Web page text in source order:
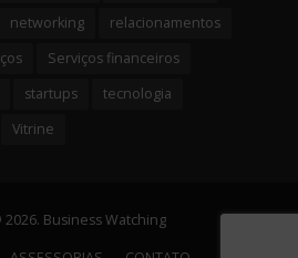
networking
relacionamentos
Serviços financeiros
startups
tecnologia
Vitrine
Business Watching